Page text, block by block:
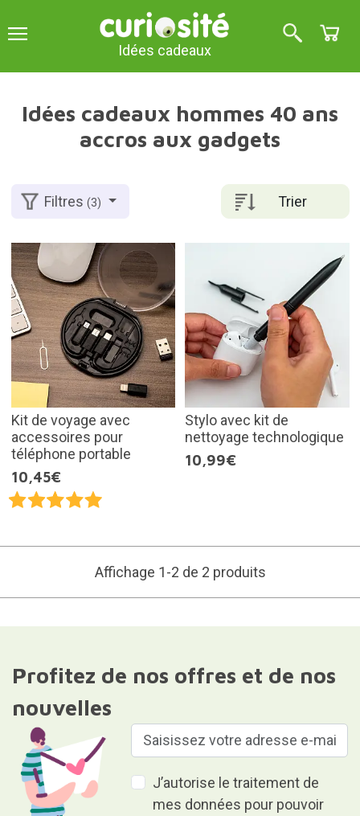
Idées cadeaux
Idées cadeaux hommes 40 ans
accros aux gadgets
Trier
Filtres(3)
Kit de voyage avec
accessoires pour
téléphone portable
10,45€
Stylo avec kit de
nettoyage technologique
10,99€
Affichage 1-2 de 2 produits
Profitez de nos offres et de nos
nouvelles
J’autorise le traitement de
mes données pour pouvoir